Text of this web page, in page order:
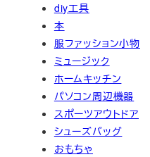
diy工具
本
服ファッション小物
ミュージック
ホームキッチン
パソコン周辺機器
スポーツアウトドア
シューズバッグ
おもちゃ